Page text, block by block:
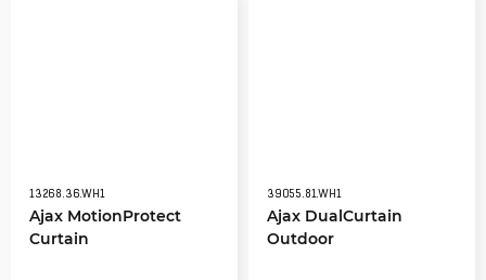
13268.36.WH1
Ajax MotionProtect
Curtain
39055.81.WH1
Ajax DualCurtain
Outdoor